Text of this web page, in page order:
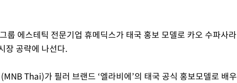
룹 에스테틱 전문기업 휴메딕스가 태국 홍보 모델로 카오 수파사라
공략에 나선다.
Thai)가 필러 브랜드 ‘엘라비에’의 태국 공식 홍보모델로 배우